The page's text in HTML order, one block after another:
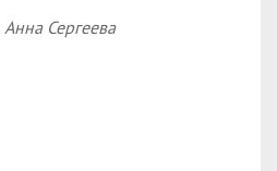
Анна Сергеева